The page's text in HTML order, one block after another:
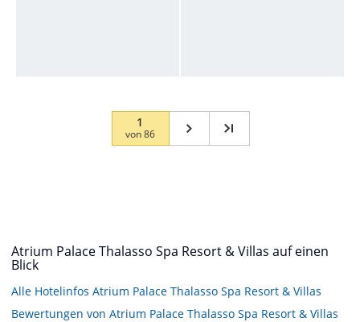
1
von86
Atrium Palace Thalasso Spa Resort & Villas auf einen
Blick
Alle Hotelinfos Atrium Palace Thalasso Spa Resort & Villas
Bewertungen von Atrium Palace Thalasso Spa Resort & Villas